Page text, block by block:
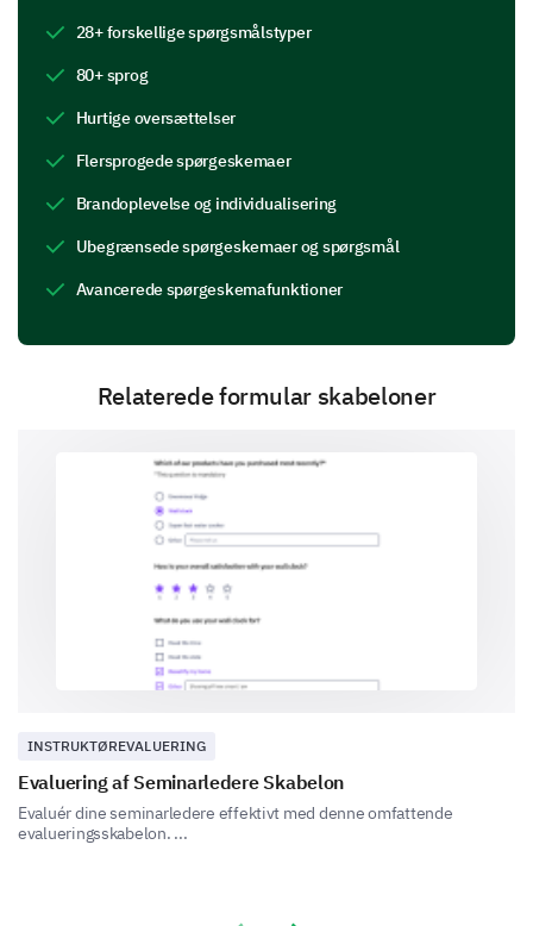
Were the course materials provided by the
lecturer helpful and clear?
Please enter your comment here:
Lecturer's Class Management
What are some strengths and areas for
improvement in the lecturer's class
management?
Maintains discipline effectively
discussions
28+ forskellige spørgsmålstyper
80+ sprog
Hurtige oversættelser
Flersprogede spørgeskemaer
Brandoplevelse og individualisering
Ubegrænsede spørgeskemaer og spørgsmål
Avancerede spørgeskemafunktioner
Relaterede formular skabeloner
INSTRUKTØREVALUERING
Evaluering af Seminarledere Skabelon
Evaluér dine seminarledere effektivt med denne omfattende
evalueringsskabelon. ...